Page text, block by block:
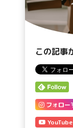
この記事
フォロー
YouTube